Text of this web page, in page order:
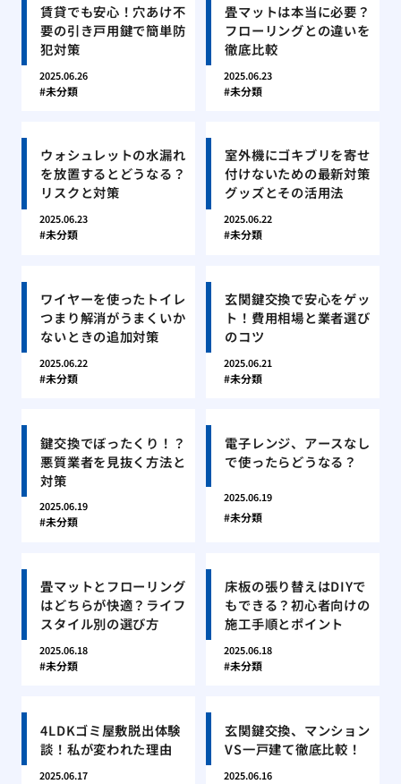
賃貸でも安心！穴あけ不
要の引き戸用鍵で簡単防
犯対策
2025.06.26
未分類
畳マットは本当に必要？
フローリングとの違いを
徹底比較
2025.06.23
未分類
ウォシュレットの水漏れ
を放置するとどうなる？
リスクと対策
2025.06.23
未分類
室外機にゴキブリを寄せ
付けないための最新対策
グッズとその活用法
2025.06.22
未分類
ワイヤーを使ったトイレ
つまり解消がうまくいか
ないときの追加対策
2025.06.22
未分類
玄関鍵交換で安心をゲッ
ト！費用相場と業者選び
のコツ
2025.06.21
未分類
鍵交換でぼったくり！？
悪質業者を見抜く方法と
対策
2025.06.19
未分類
電子レンジ、アースなし
で使ったらどうなる？
2025.06.19
未分類
畳マットとフローリング
はどちらが快適？ライフ
スタイル別の選び方
2025.06.18
未分類
床板の張り替えはDIYで
もできる？初心者向けの
施工手順とポイント
2025.06.18
未分類
4LDKゴミ屋敷脱出体験
談！私が変われた理由
2025.06.17
玄関鍵交換、マンション
VS一戸建て徹底比較！
2025.06.16